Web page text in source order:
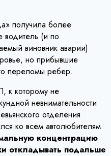
получила более
водитель (и по
виновник аварии)
но прибывшие
переломы ребер.
к которому не
невнимательности
отделения
ко всем автолюбителям
концентрацию
откладывать подальше